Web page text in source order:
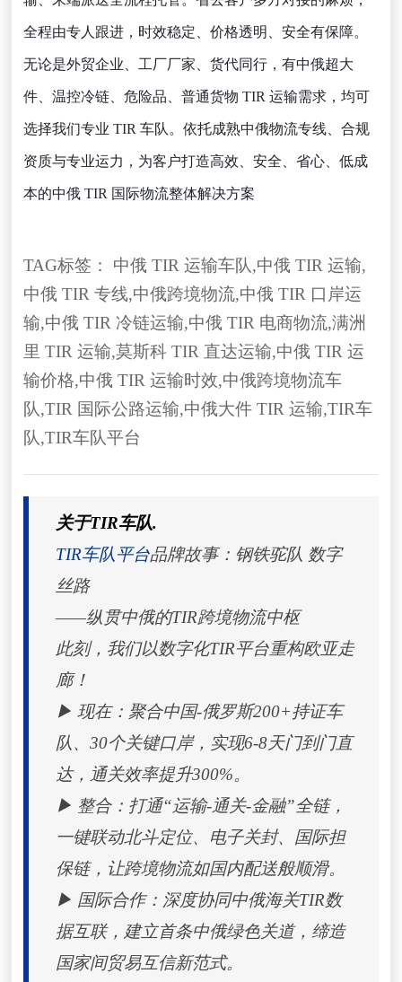
全程由专人跟进，时效稳定、价格透明、安全有保障。
无论是外贸企业、工厂厂家、货代同行，有中俄超大
件、温控冷链、危险品、普通货物 TIR 运输需求，均可
选择我们专业 TIR 车队。依托成熟中俄物流专线、合规
资质与专业运力，为客户打造高效、安全、省心、低成
本的中俄 TIR 国际物流整体解决方案
TAG标签： 中俄 TIR 运输车队,中俄 TIR 运输,
中俄 TIR 专线,中俄跨境物流,中俄 TIR 口岸运
输,中俄 TIR 冷链运输,中俄 TIR 电商物流,满洲
里 TIR 运输,莫斯科 TIR 直达运输,中俄 TIR 运
输价格,中俄 TIR 运输时效,中俄跨境物流车
队,TIR 国际公路运输,中俄大件 TIR 运输,TIR车
队,TIR车队平台
关于TIR车队.
TIR车队平台品牌故事：钢铁驼队 数字
丝路
——纵贯中俄的TIR跨境物流中枢
此刻，我们以数字化TIR平台重构欧亚走
廊！
▶ 现在：聚合中国-俄罗斯200+持证车
队、30个关键口岸，实现6-8天门到门直
达，通关效率提升300%。
▶ 整合：打通“运输-通关-金融”全链，
一键联动北斗定位、电子关封、国际担
保链，让跨境物流如国内配送般顺滑。
▶ 国际合作：深度协同中俄海关TIR数
据互联，建立首条中俄绿色关道，缔造
国家间贸易互信新范式。